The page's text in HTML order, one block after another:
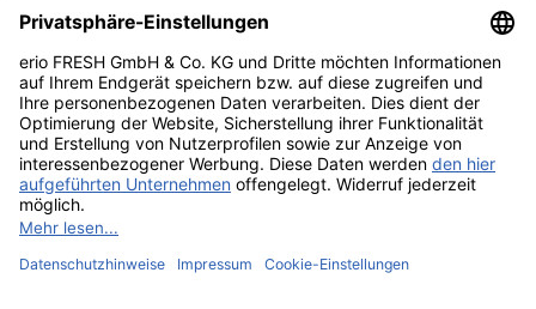
AEROTEC Compressors
Nayax Cashless
Contact us
erio FRESH GmbH & Co. KG
Stader Landstr. 7
28719 Bremen
+49 (0) 421 169 817 80